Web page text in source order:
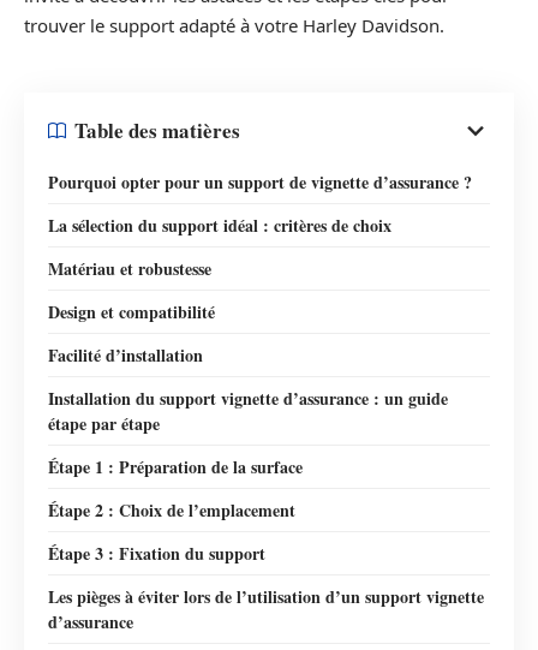
trouver le support adapté à votre Harley Davidson.
Table des matières
Pourquoi opter pour un support de vignette d’assurance ?
La sélection du support idéal : critères de choix
Matériau et robustesse
Design et compatibilité
Facilité d’installation
Installation du support vignette d’assurance : un guide
étape par étape
Étape 1 : Préparation de la surface
Étape 2 : Choix de l’emplacement
Étape 3 : Fixation du support
Les pièges à éviter lors de l’utilisation d’un support vignette
d’assurance